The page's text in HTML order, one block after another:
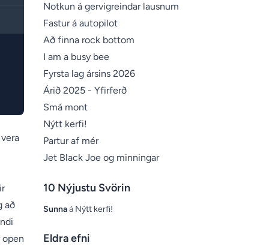
að
open
Notkun á gervigreindar lausnum
Fastur á autopilot
Að finna rock bottom
I am a busy bee
Fyrsta lag ársins 2026
Árið 2025 - Yfirferð
Smá mont
Nýtt kerfi!
Partur af mér
Jet Black Joe og minningar
10 Nýjustu Svörin
Sunnaá Nýtt kerfi!
Eldra efni